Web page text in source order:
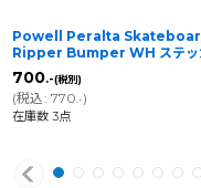
Powell Peralta
Ripper Bumper WH ステッ
700.-(税別)
(税込: 770 .-)
在庫数 3点